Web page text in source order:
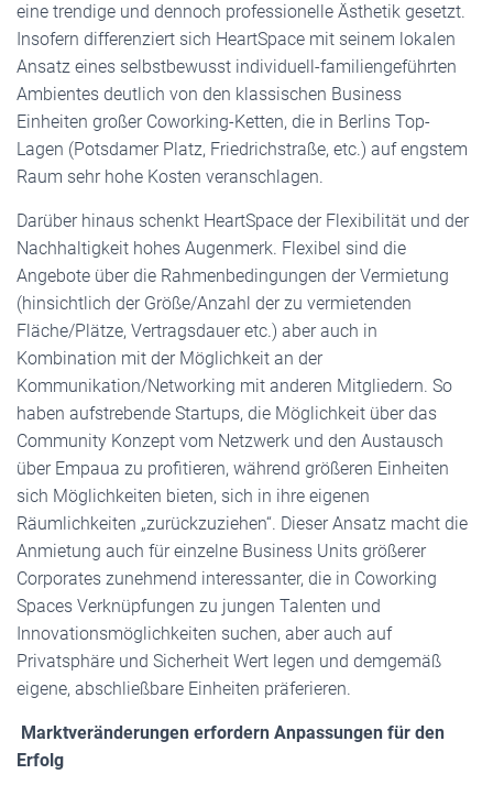
eine trendige und dennoch professionelle Ästhetik gesetzt.
Insofern differenziert sich HeartSpace mit seinem lokalen
Ansatz eines selbstbewusst individuell-familiengeführten
Ambientes deutlich von den klassischen Business
Einheiten großer Coworking-Ketten, die in Berlins Top-
Lagen (Potsdamer Platz, Friedrichstraße, etc.) auf engstem
Raum sehr hohe Kosten veranschlagen.
Darüber hinaus schenkt HeartSpace der Flexibilität und der
Nachhaltigkeit hohes Augenmerk. Flexibel sind die
Angebote über die Rahmenbedingungen der Vermietung
(hinsichtlich der Größe/Anzahl der zu vermietenden
Fläche/Plätze, Vertragsdauer etc.) aber auch in
Kombination mit der Möglichkeit an der
Kommunikation/Networking mit anderen Mitgliedern. So
haben aufstrebende Startups, die Möglichkeit über das
Community Konzept vom Netzwerk und den Austausch
über Empaua zu profitieren, während größeren Einheiten
sich Möglichkeiten bieten, sich in ihre eigenen
Räumlichkeiten „zurückzuziehen“. Dieser Ansatz macht die
Anmietung auch für einzelne Business Units größerer
Corporates zunehmend interessanter, die in Coworking
Spaces Verknüpfungen zu jungen Talenten und
Innovationsmöglichkeiten suchen, aber auch auf
Privatsphäre und Sicherheit Wert legen und demgemäß
eigene, abschließbare Einheiten präferieren.
Marktveränderungen erfordern Anpassungen für den
Erfolg